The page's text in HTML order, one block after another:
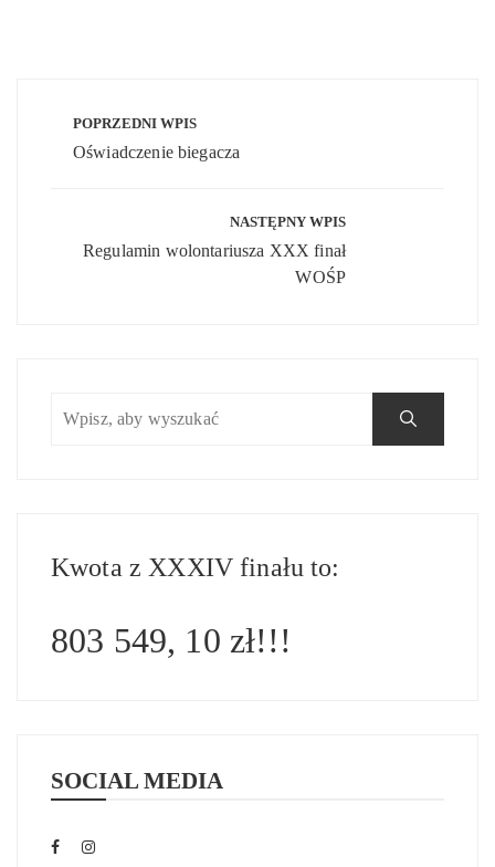
wpisuPOPRZEDNI WPIS
Oświadczenie biegacza
NASTĘPNY WPIS
Regulamin wolontariusza XXX finał
WOŚP
Kwota z XXXIV finału to:
803 549, 10 zł!!!
SOCIAL MEDIA